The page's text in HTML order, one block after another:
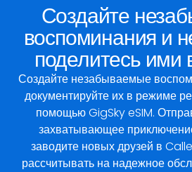
Создайте
воспоминания и
поделитесь ими
Создайте незабываемые
документируйте их в режиме
помощью GigSky eSIM.
захватывающее
заводите новых друзей в
рассчитывать на надежное